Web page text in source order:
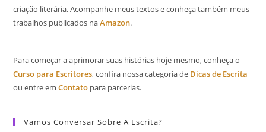
criação literária. Acompanhe meus textos e conheça também meus
trabalhos publicados naAmazon.
Para começar a aprimorar suas histórias hoje mesmo, conheça o
Curso para Escritores, confira nossa categoria de Dicas de Escrita
ou entre emContato para parcerias.
Vamos Conversar Sobre A Escrita?